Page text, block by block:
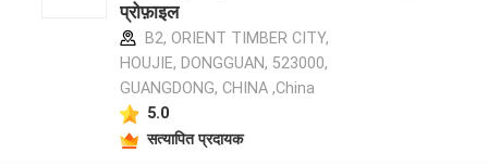
प्रोफ़ाइल
B2, ORIENT TIMBER CITY,
HOUJIE, DONGGUAN, 523000,
GUANGDONG, CHINA ,China
5.0
सत्यापित प्रदायक